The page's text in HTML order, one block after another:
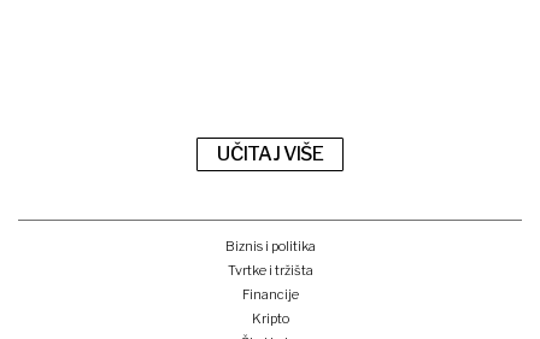
UČITAJ VIŠE
Biznis i politika
Tvrtke i tržišta
Financije
Kripto